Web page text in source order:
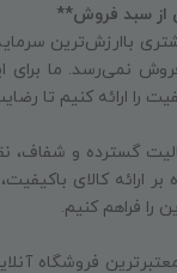
از سبد فروش**
باارزش‌ترین
نمی‌رسد. ما
را ارائه کنیم تا
گسترده و شفاف،
بر ارائه کالای
را فراهم کنیم.
فروشگاه